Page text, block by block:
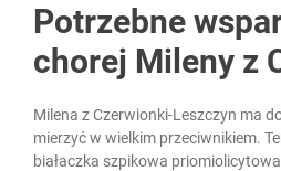
Potrzebne
chorej Mileny z
Milena z Czerwionki-Leszczyn ma
mierzyć w wielkim przeciwnikiem.
białaczka szpikowa